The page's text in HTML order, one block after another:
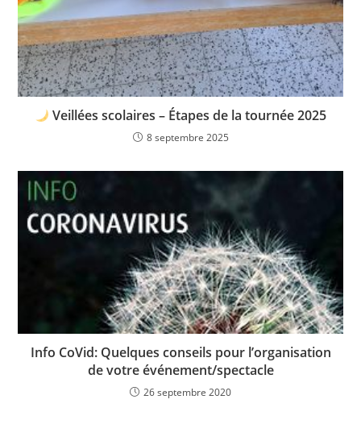
Veillées scolaires – Étapes de la tournée 2025
8 septembre 2025
Info CoVid: Quelques conseils pour l’organisation
de votre événement/spectacle
26 septembre 2020